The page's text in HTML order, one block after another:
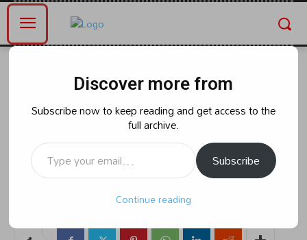
సిబ్బందిని అప్రమత్తంగా ఉండాలని
ఆదేశాలు ఇంచార్జ్ కమిషనర్ డాక్టర్ ఏ
మహేష్
Saturday, July 13, 2024 9:36 am
Discover more from
Subscribe now to keep reading and get access to the
full archive.
Type your email…
Subscribe
Continue reading